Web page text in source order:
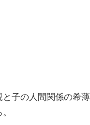
子の人間関係の希薄